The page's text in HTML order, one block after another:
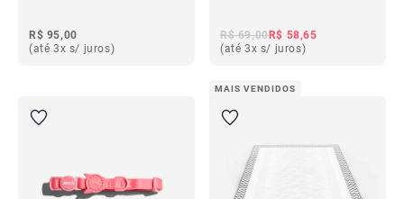
R$ 95,00
(até 3x s/ juros)
R$ 69,00R$ 58,65
(até 3x s/ juros)
MAIS VENDIDOS